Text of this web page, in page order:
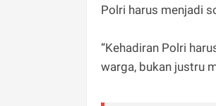
Polri harus menjadi
“Kehadiran Polri
warga, bukan justru